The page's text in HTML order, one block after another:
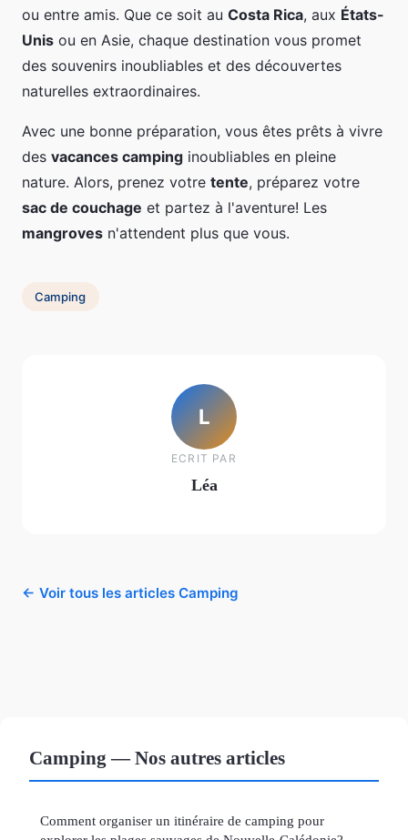
ou entre amis. Que ce soit au Costa Rica, aux États-
Unis ou en Asie, chaque destination vous promet
des souvenirs inoubliables et des découvertes
naturelles extraordinaires.
Avec une bonne préparation, vous êtes prêts à vivre
des vacances camping inoubliables en pleine
nature. Alors, prenez votre tente, préparez votre
sac de couchage et partez à l'aventure! Les
mangroves n'attendent plus que vous.
Camping
L
ECRIT PAR
Léa
← Voir tous les articles Camping
Camping — Nos autres articles
Comment organiser un itinéraire de camping pour